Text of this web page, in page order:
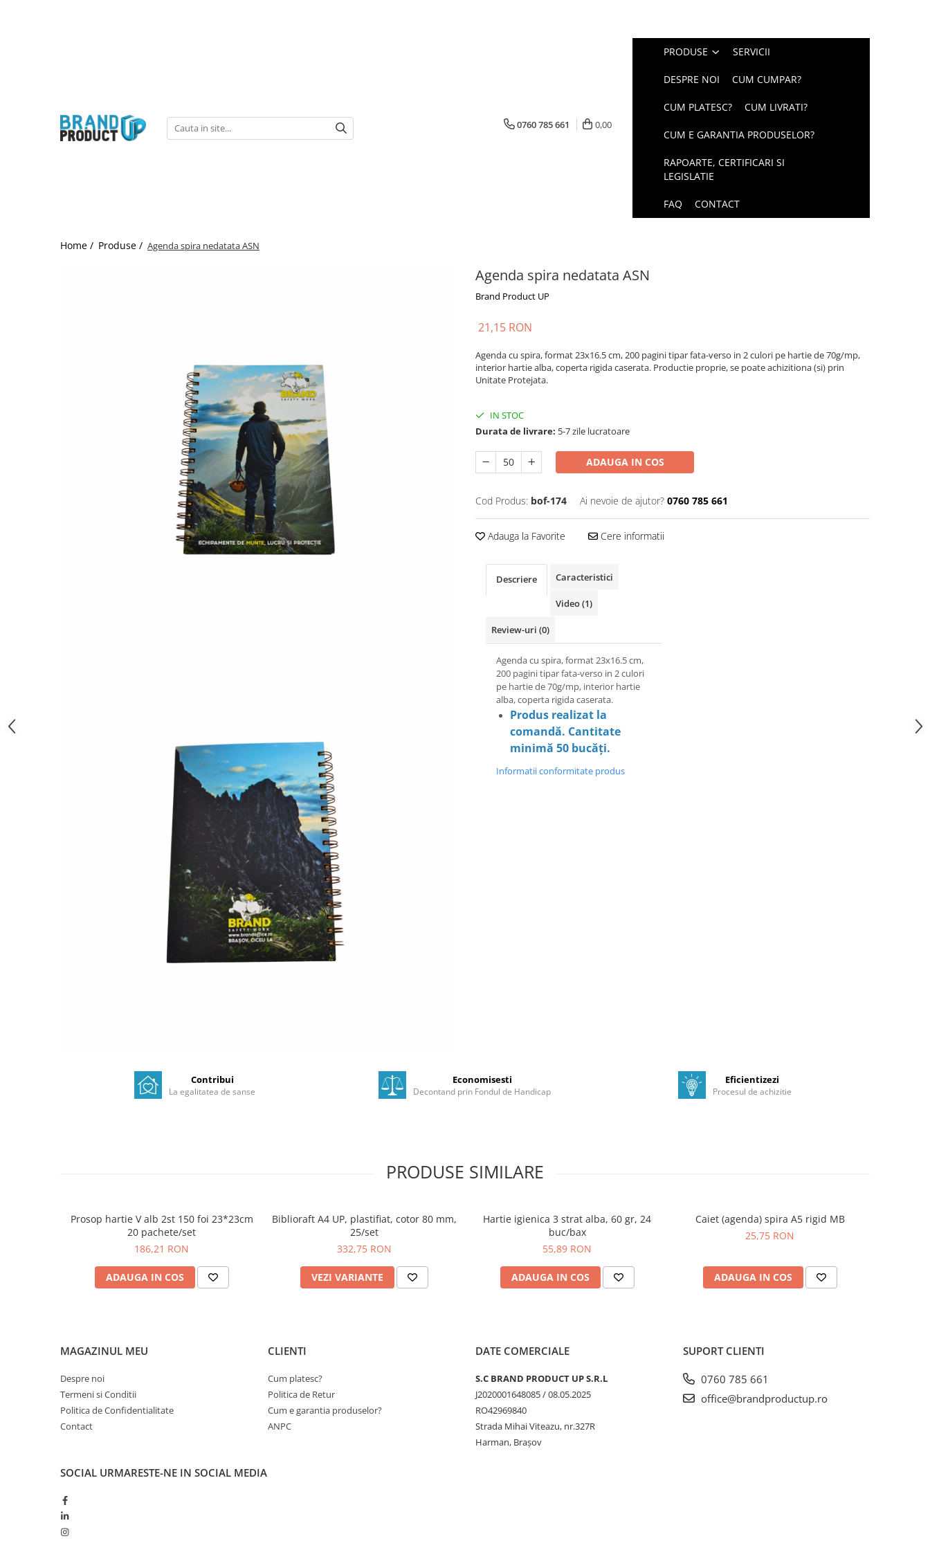
Consumabile din hartie
Hartie copiator si imprimanta
0760 785 661 0,00
PRODUSE SERVICII
DESPRE NOI CUM CUMPAR?
CUM PLATESC? CUM LIVRATI?
CUM E GARANTIA PRODUSELOR?
RAPOARTE, CERTIFICARI SI
LEGISLATIE
FAQ CONTACT
Home / Produse / Agenda spira nedatata ASN
Agenda spira nedatata ASN
Brand Product UP
21,15 RON
Agenda cu spira, format 23x16.5 cm, 200 pagini tipar fata-verso in 2 culori pe hartie de 70g/mp,
interior hartie alba, coperta rigida caserata. Productie proprie, se poate achizitiona (si) prin
Unitate Protejata.
IN STOC
Durata de livrare: 5-7 zile lucratoare
ADAUGA IN COS
Cod Produs: bof-174 Ai nevoie de ajutor? 0760 785 661
Adauga la Favorite Cere informatii
Descriere Caracteristici
Video(1)
Review-uri (0)
Agenda cu spira, format 23x16.5 cm,
200 pagini tipar fata-verso in 2 culori
pe hartie de 70g/mp, interior hartie
alba, coperta rigida caserata.
Produs realizat la
comandă. Cantitate
minimă 50 bucăți.
Informatii conformitate produs
Contribui
La egalitatea de sanse
Economisesti
Decontand prin Fondul de Handicap
Eficientizezi
Procesul de achizitie
PRODUSE SIMILARE
Prosop hartie V alb 2st 150 foi 23*23cm
20 pachete/set
186,21 RON
ADAUGA IN COS
Biblioraft A4 UP, plastifiat, cotor 80 mm,
25/set
332,75 RON
VEZI VARIANTE
Hartie igienica 3 strat alba, 60 gr, 24
buc/bax
55,89 RON
ADAUGA IN COS
Caiet (agenda) spira A5 rigid MB
25,75 RON
ADAUGA IN COS
MAGAZINUL MEU
Despre noi
Termeni si Conditii
Politica de Confidentialitate
Contact
CLIENTI
Cum platesc?
Politica de Retur
Cum e garantia produselor?
ANPC
DATE COMERCIALE
S.C BRAND PRODUCT UP S.R.L
J2020001648085 / 08.05.2025
RO42969840
Strada Mihai Viteazu, nr.327R
Harman, Brașov
SUPORT CLIENTI
0760 785 661
office@brandproductup.ro
SOCIAL URMARESTE-NE IN SOCIAL MEDIA